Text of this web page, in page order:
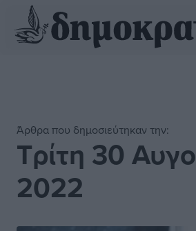
Άρθρα που δημοσιεύτηκαν την:
Τρίτη 30
2022